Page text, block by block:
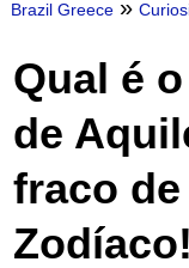
Brazil Greece »
Qual é
de
fraco
Zodíaco!